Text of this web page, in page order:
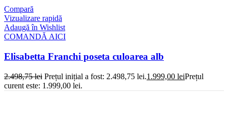
Compară
Vizualizare rapidă
Adaugă în Wishlist
COMANDĂ AICI
Elisabetta Franchi poseta culoarea alb
2.498,75lei Prețul inițial a fost: 2.498,75 lei.1.999,00 leiPrețul
curent este: 1.999,00 lei.